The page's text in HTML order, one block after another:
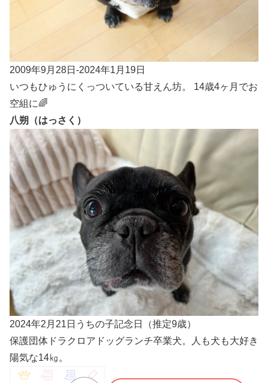
2009年9月28日-2024年1月19日
いつもひゅうにくっついている甘えん坊。 14歳4ヶ月でお
空組に🌈
八朔（はっさく）
2024年2月21日うちの子記念日（推定9歳）
保護団体ドラクロアドッグランチ卒業犬。人も犬も大好き
陽気な14㎏。